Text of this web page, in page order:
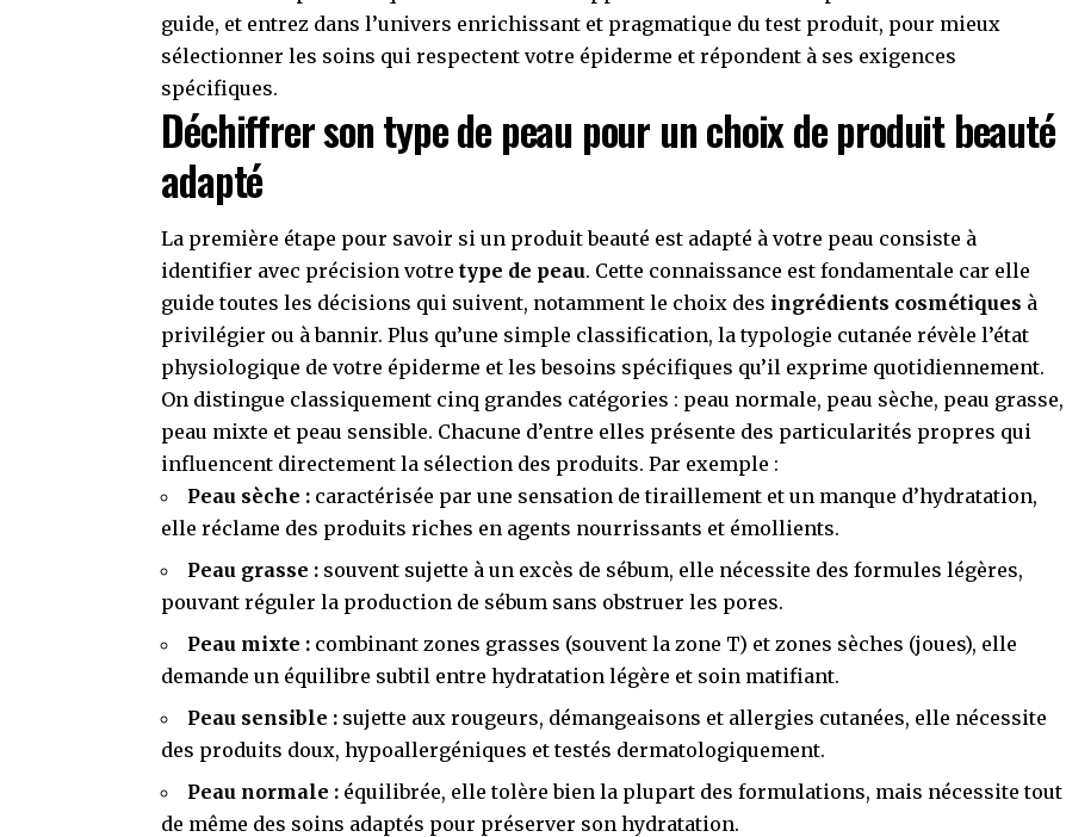
guide, et entrez dans l’univers enrichissant et pragmatique du test produit, pour mieux
sélectionner les soins qui respectent votre épiderme et répondent à ses exigences
spécifiques.
Déchiffrer son type de peau pour un choix de produit beauté
adapté
La première étape pour savoir si un produit beauté est adapté à votre peau consiste à
identifier avec précision votretype de peau. Cette connaissance est fondamentale car elle
guide toutes les décisions qui suivent, notamment le choix des ingrédients cosmétiques à
privilégier ou à bannir. Plus qu’une simple classification, la typologie cutanée révèle l’état
physiologique de votre épiderme et les besoins spécifiques qu’il exprime quotidiennement.
On distingue classiquement cinq grandes catégories : peau normale, peau sèche, peau grasse,
peau mixte et peau sensible. Chacune d’entre elles présente des particularités propres qui
influencent directement la sélection des produits. Par exemple :
Peau sèche : caractérisée par une sensation de tiraillement et un manque d’hydratation,
elle réclame des produits riches en agents nourrissants et émollients.
Peau grasse : souvent sujette à un excès de sébum, elle nécessite des formules légères,
pouvant réguler la production de sébum sans obstruer les pores.
Peau mixte : combinant zones grasses (souvent la zone T) et zones sèches (joues), elle
demande un équilibre subtil entre hydratation légère et soin matifiant.
Peau sensible : sujette aux rougeurs, démangeaisons et allergies cutanées, elle nécessite
des produits doux, hypoallergéniques et testés dermatologiquement.
Peau normale : équilibrée, elle tolère bien la plupart des formulations, mais nécessite tout
de même des soins adaptés pour préserver son hydratation.